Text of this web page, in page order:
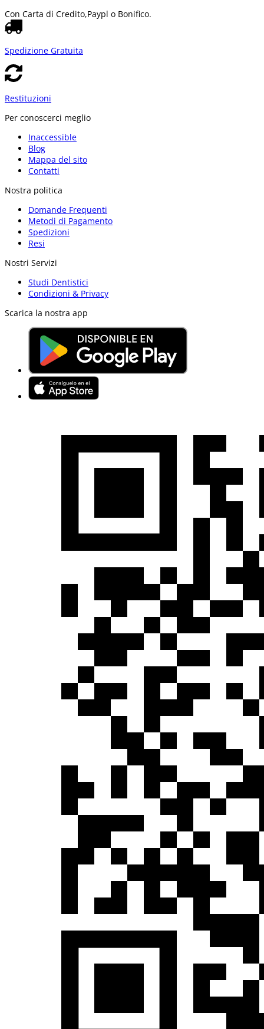
Con Carta di Credito,Paypl o Bonifico.
Spedizione Gratuita
Restituzioni
Per conoscerci meglio
Inaccessible
Blog
Mappa del sito
Contatti
Nostra politica
Domande Frequenti
Metodi di Pagamento
Spedizioni
Resi
Nostri Servizi
Studi Dentistici
Condizioni & Privacy
Scarica la nostra app